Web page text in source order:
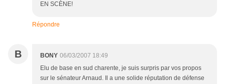
EN SCÈNE!
Répondre
B BONY 06/03/2007 18:49
Elu de base en sud charente, je suis surpris par vos propos
sur le sénateur Arnaud. Il a une solide réputation de défense